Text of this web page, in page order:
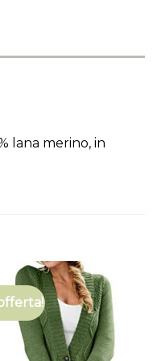
lana merino, in